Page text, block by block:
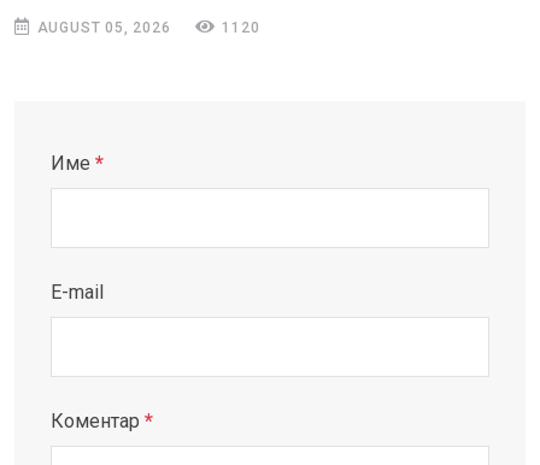
AUGUST 05, 2026 1120
Име *
E-mail
Коментар *